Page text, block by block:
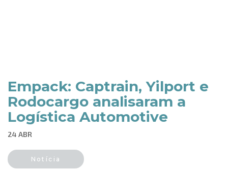
Empack: Captrain, Yilport e
Rodocargo analisaram a
Logística Automotive
24 ABR
Notícia